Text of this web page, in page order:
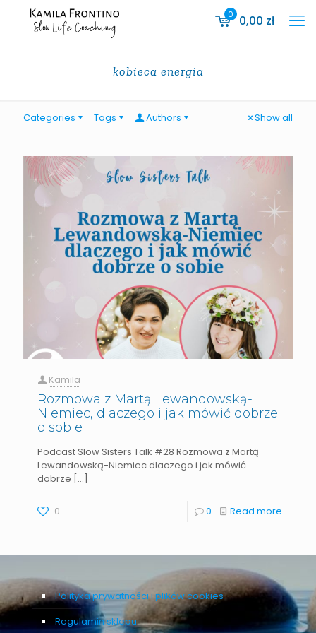
0 0,00 zł
kobieca energia
Categories Tags Authors Show all
Kamila
Rozmowa z Martą Lewandowską-
Niemiec, dlaczego i jak mówić dobrze
o sobie
Podcast Slow Sisters Talk #28 Rozmowa z Martą
Lewandowską-Niemiec dlaczego i jak mówić
dobrze […]
0 0 Read more
Polityka prywatności i plików cookies
Regulamin sklepu